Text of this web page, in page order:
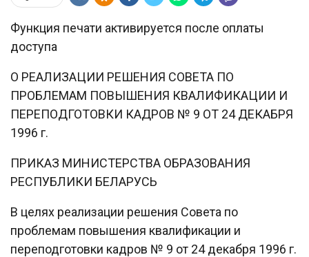
Функция печати активируется после оплаты
доступа
О РЕАЛИЗАЦИИ РЕШЕНИЯ СОВЕТА ПО
ПРОБЛЕМАМ ПОВЫШЕНИЯ КВАЛИФИКАЦИИ И
ПЕРЕПОДГОТОВКИ КАДРОВ № 9 ОТ 24 ДЕКАБРЯ
1996 г.
ПРИКАЗ МИНИСТЕРСТВА ОБРАЗОВАНИЯ
РЕСПУБЛИКИ БЕЛАРУСЬ
В целях реализации решения Совета по
проблемам повышения квалификации и
переподготовки кадров № 9 от 24 декабря 1996 г.